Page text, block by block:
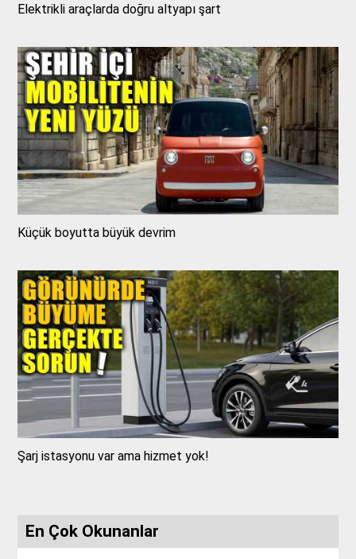
Elektrikli araçlarda doğru altyapı şart
Küçük boyutta büyük devrim
Şarj istasyonu var ama hizmet yok!
En Çok Okunanlar